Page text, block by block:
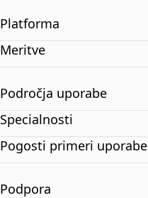
Platforma
Meritve
Področja uporabe
Specialnosti
Pogosti primeri uporabe
Podpora